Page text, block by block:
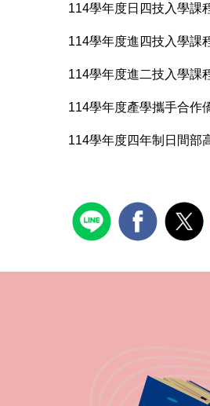
114學年度日四技入學課
114學年度進四技入學課
114學年度進二技入學課
114學年度產學攜手合作
114學年度四年制日間部